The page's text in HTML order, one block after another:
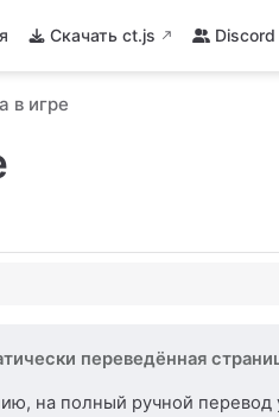
Скачать ct.js Discord
в игре
переведённая
на полный ручной перевод